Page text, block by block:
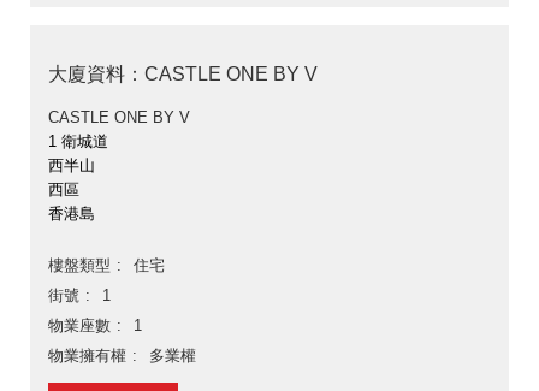
大廈資料：CASTLE ONE BY V
CASTLE ONE BY V
1 衛城道
西半山
西區
香港島
樓盤類型
住宅
街號
1
物業座數
1
物業擁有權
多業權